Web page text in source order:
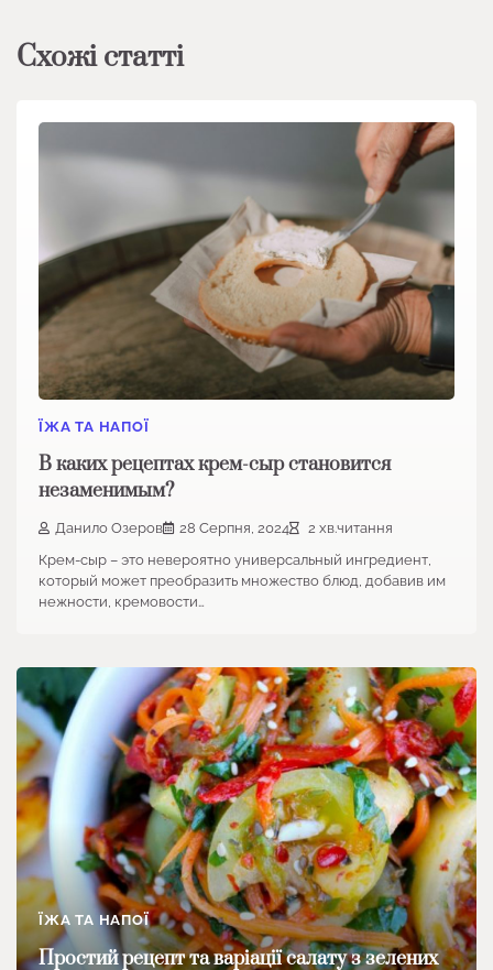
Схожі статті
ЇЖА ТА НАПОЇ
В каких рецептах крем-сыр становится
незаменимым?
Данило Озеров 28 Серпня, 2024
2 хв.читання
Крем-сыр – это невероятно универсальный ингредиент,
который может преобразить множество блюд, добавив им
нежности, кремовости…
ЇЖА ТА НАПОЇ
Простий рецепт та варіації салату з зелених